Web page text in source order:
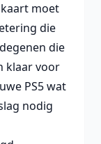
moet
die
die
klaar voor
PS5wat
nodig